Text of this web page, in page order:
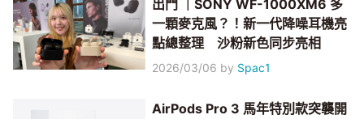
出門 ｜SONY WF-1000XM6 多
一顆麥克風？！新一代降噪耳機亮
點總整理 沙粉新色同步亮相
2026/03/06 by Spac1
AirPods Pro 3 馬年特別款突襲開